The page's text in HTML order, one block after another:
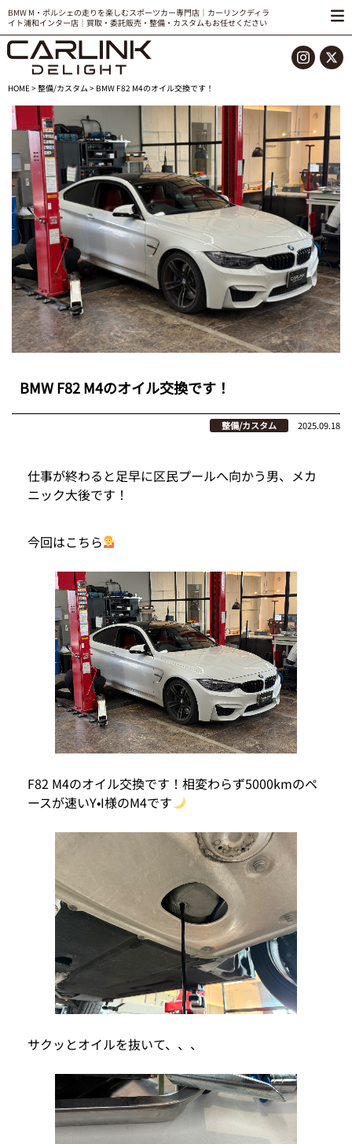
BMW M・ポルシェの走りを楽しむスポーツカー専門店｜カーリンクディラ
イト浦和インター店｜買取・委託販売・整備・カスタムもお任せください
HOME>整備/カスタム> BMW F82 M4のオイル交換です！
BMW F82 M4のオイル交換です！
整備/カスタム 2025.09.18
仕事が終わると足早に区民プールへ向かう男、メカ
ニック大後です！
今回はこちら
F82 M4のオイル交換です！相変わらず5000kmのペ
ースが速いY•I様のM4です
サクッとオイルを抜いて、、、